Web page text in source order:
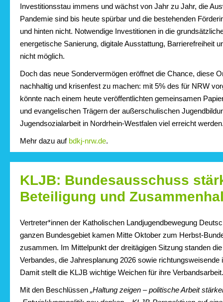
Investitionsstau immens und wächst von Jahr zu Jahr, die
Pandemie sind bis heute spürbar und die bestehenden
und hinten nicht. Notwendige Investitionen in die
energetische Sanierung, digitale Ausstattung, Barrierefreiheit
nicht möglich.
Doch das neue Sondervermögen eröffnet die Chance, diese
nachhaltig und krisenfest zu machen: mit 5% des für NRW
könnte nach einem heute veröffentlichten gemeinsamen
und evangelischen Trägern der außerschulischen
Jugendsozialarbeit in Nordrhein-Westfalen viel erreicht
Mehr dazu auf bdkj-nrw.de.
KLJB: Bundesausschuss
Beteiligung und
Vertreter*innen der Katholischen Landjugendbewegung
ganzen Bundesgebiet kamen Mitte Oktober zum Herbst-
zusammen. Im Mittelpunkt der dreitägigen Sitzung standen
Verbandes, die Jahresplanung 2026 sowie
Damit stellt die KLJB wichtige Weichen für ihre Verbandsarbeit.
Mit den Beschlüssen „Haltung zeigen – politische Arbeit